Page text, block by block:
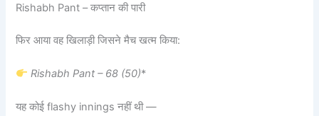
Rishabh Pant – कप्तान की पारी
फिर आया वह खिलाड़ी जिसने मैच खत्म किया:
Rishabh Pant – 68 (50)*
यह कोई flashy innings नहीं थी —